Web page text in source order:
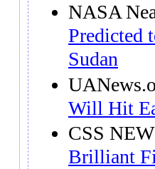
NASA
Predicted
Sudan
Will Hit
CSS
Brilliant